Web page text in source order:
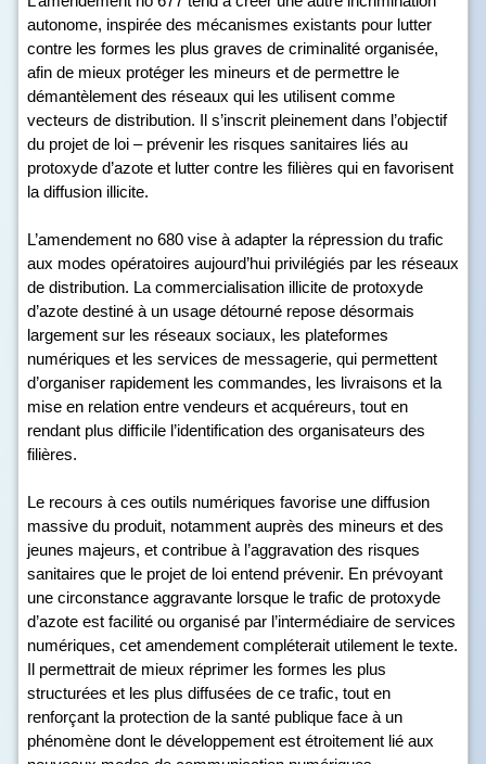
autonome, inspirée des mécanismes existants pour lutter
contre les formes les plus graves de criminalité organisée,
afin de mieux protéger les mineurs et de permettre le
démantèlement des réseaux qui les utilisent comme
vecteurs de distribution. Il s’inscrit pleinement dans l’objectif
du projet de loi – prévenir les risques sanitaires liés au
protoxyde d’azote et lutter contre les filières qui en favorisent
la diffusion illicite.
L’amendement no 680 vise à adapter la répression du trafic
aux modes opératoires aujourd’hui privilégiés par les réseaux
de distribution. La commercialisation illicite de protoxyde
d’azote destiné à un usage détourné repose désormais
largement sur les réseaux sociaux, les plateformes
numériques et les services de messagerie, qui permettent
d’organiser rapidement les commandes, les livraisons et la
mise en relation entre vendeurs et acquéreurs, tout en
rendant plus difficile l’identification des organisateurs des
filières.
Le recours à ces outils numériques favorise une diffusion
massive du produit, notamment auprès des mineurs et des
jeunes majeurs, et contribue à l’aggravation des risques
sanitaires que le projet de loi entend prévenir. En prévoyant
une circonstance aggravante lorsque le trafic de protoxyde
d’azote est facilité ou organisé par l’intermédiaire de services
numériques, cet amendement compléterait utilement le texte.
Il permettrait de mieux réprimer les formes les plus
structurées et les plus diffusées de ce trafic, tout en
renforçant la protection de la santé publique face à un
phénomène dont le développement est étroitement lié aux